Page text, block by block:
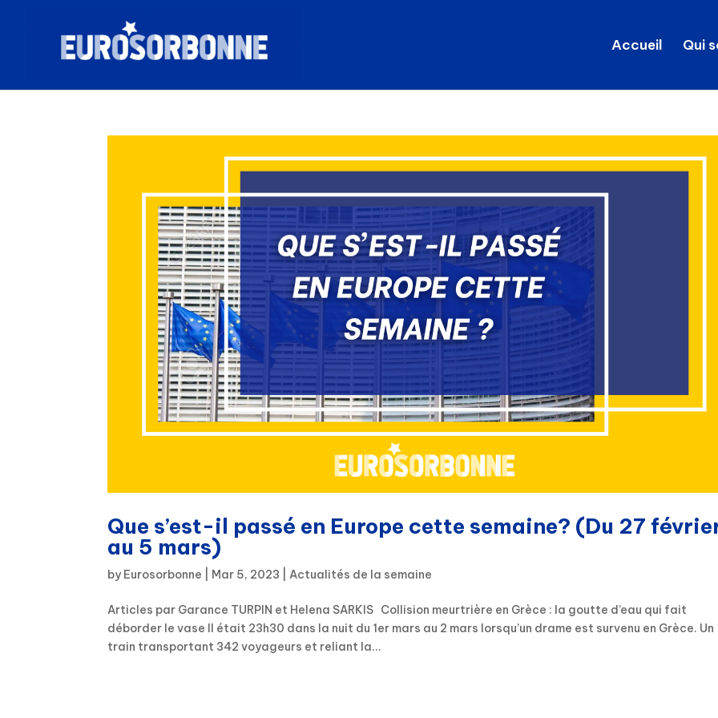
Accueil Qui
Que s’est-il passé en Europe cette semaine? (Du 27
au 5 mars)
by Eurosorbonne Mar 5, 2023 |Actualités de la semaine
Articles par Garance TURPIN et Helena SARKIS Collision meurtrière en Grèce : la goutte d’eau qui fait
déborder le vase Il était 23h30 dans la nuit du 1er mars au 2 mars lorsqu’un drame est survenu en Grèce. Un
train transportant 342 voyageurs et reliant la...